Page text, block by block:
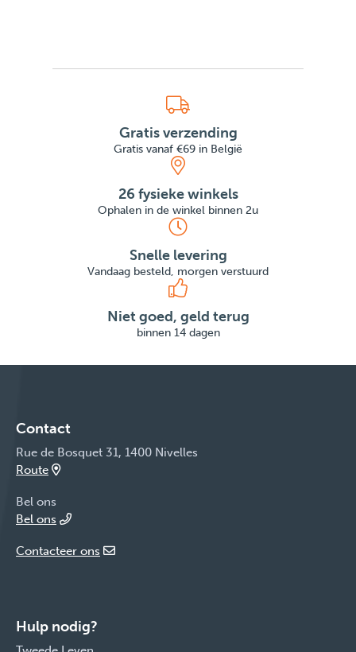
Gratis verzending
Gratis vanaf €69 in België
26 fysieke winkels
Ophalen in de winkel binnen 2u
Snelle levering
Vandaag besteld, morgen verstuurd
Niet goed, geld terug
binnen 14 dagen
Contact
Rue de Bosquet 31, 1400 Nivelles
Route
Bel ons
Bel ons
Contacteer ons
Hulp nodig?